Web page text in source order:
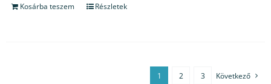
Kosárba teszem Részletek
1 2 3 Következő